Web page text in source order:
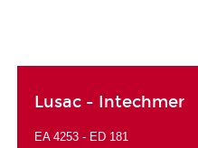
Lusac - Intechmer
EA 4253 - ED 181